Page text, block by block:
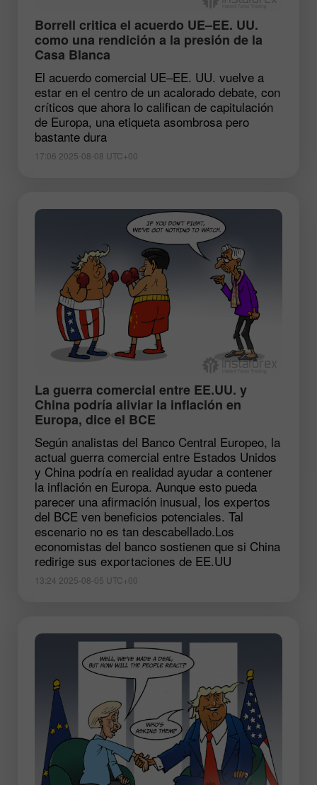
​Borrell critica el acuerdo UE–EE. UU.
como una rendición a la presión de la
Casa Blanca
El acuerdo comercial UE–EE. UU. vuelve a
estar en el centro de un acalorado debate, con
críticos que ahora lo califican de capitulación
de Europa, una etiqueta asombrosa pero
bastante dura
17:06 2025-08-08 UTC+00
​La guerra comercial entre EE.UU. y
China podría aliviar la inflación en
Europa, dice el BCE
Según analistas del Banco Central Europeo, la
actual guerra comercial entre Estados Unidos
y China podría en realidad ayudar a contener
la inflación en Europa. Aunque esto pueda
parecer una afirmación inusual, los expertos
del BCE ven beneficios potenciales. Tal
escenario no es tan descabellado.Los
economistas del banco sostienen que si China
redirige sus exportaciones de EE.UU
13:24 2025-08-05 UTC+00